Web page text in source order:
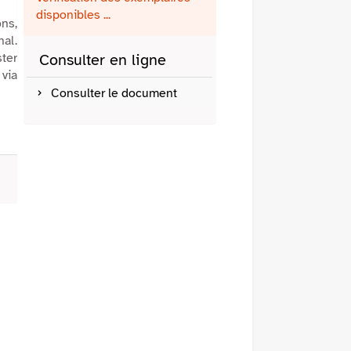
disponibles ...
Consulter en ligne
Consulter le document